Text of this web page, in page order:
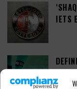
IETS